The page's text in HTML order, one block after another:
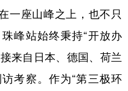
座山峰之上，也不只
峰站始终秉持“开放办
来自日本、德国、荷兰
考察。作为“第三极环